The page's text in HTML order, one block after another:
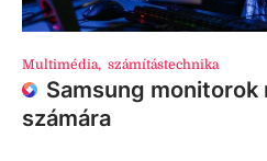
Multimédia, számítástechnika
Samsung monitorok
számára